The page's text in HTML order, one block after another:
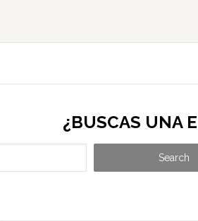
¿BUSCAS UNA
Search